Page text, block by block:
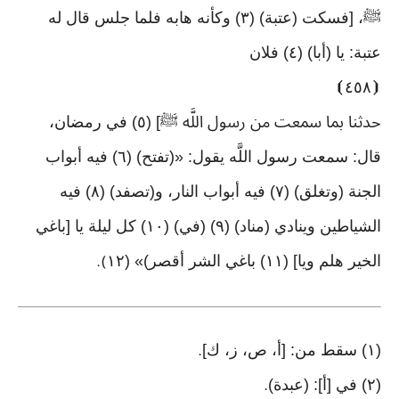
ﷺ، [فسكت (عتبة) (٣) وكأنه هابه فلما جلس قال له
عتبة: يا (أبا) (٤) فلان
⦗٤٥٨ ⦘
حدثنا بما سمعت من رسول اللَّه ﷺ] (٥) في رمضان،
قال: سمعت رسول اللَّه يقول: «(تفتح) (٦) فيه أبواب
الجنة (وتغلق) (٧) فيه أبواب النار، و(تصفد) (٨) فيه
الشياطين وينادي (مناد) (٩) (في) (١٠) كل ليلة يا [باغي
الخير هلم ويا] (١١) باغي الشر أقصر)» (١٢
).
(١) سقط من: [أ، ص، ز، ك] .
(٢) في [أ]: (عبدة) .